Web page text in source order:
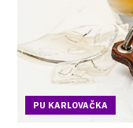
PU KARLOVAČKA